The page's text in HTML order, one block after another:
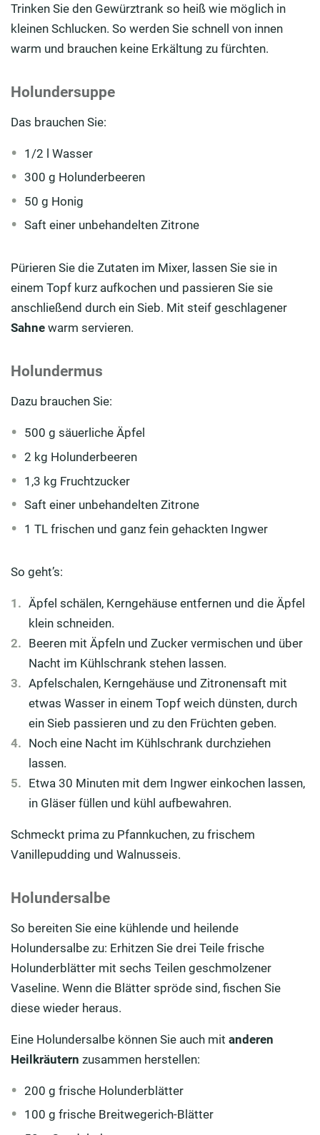
Trinken Sie den Gewürztrank so heiß wie möglich in
kleinen Schlucken. So werden Sie schnell von innen
warm und brauchen keine Erkältung zu fürchten.
Holundersuppe
Das brauchen Sie:
1/2 l Wasser
300 g Holunderbeeren
50 g Honig
Saft einer unbehandelten Zitrone
Pürieren Sie die Zutaten im Mixer, lassen Sie sie in
einem Topf kurz aufkochen und passieren Sie sie
anschließend durch ein Sieb. Mit steif geschlagener
Sahne warm servieren.
Holundermus
Dazu brauchen Sie:
500 g säuerliche Äpfel
2 kg Holunderbeeren
1,3 kg Fruchtzucker
Saft einer unbehandelten Zitrone
1 TL frischen und ganz fein gehackten Ingwer
So geht’s:
Äpfel schälen, Kerngehäuse entfernen und die Äpfel
klein schneiden.
Beeren mit Äpfeln und Zucker vermischen und über
Nacht im Kühlschrank stehen lassen.
Apfelschalen, Kerngehäuse und Zitronensaft mit
etwas Wasser in einem Topf weich dünsten, durch
ein Sieb passieren und zu den Früchten geben.
Noch eine Nacht im Kühlschrank durchziehen
lassen.
Etwa 30 Minuten mit dem Ingwer einkochen lassen,
in Gläser füllen und kühl aufbewahren.
Schmeckt prima zu Pfannkuchen, zu frischem
Vanillepudding und Walnusseis.
Holundersalbe
So bereiten Sie eine kühlende und heilende
Holundersalbe zu: Erhitzen Sie drei Teile frische
Holunderblätter mit sechs Teilen geschmolzener
Vaseline. Wenn die Blätter spröde sind, fischen Sie
diese wieder heraus.
Eine Holundersalbe können Sie auch mit anderen
Heilkräutern zusammen herstellen:
200 g frische Holunderblätter
100 g frische Breitwegerich-Blätter